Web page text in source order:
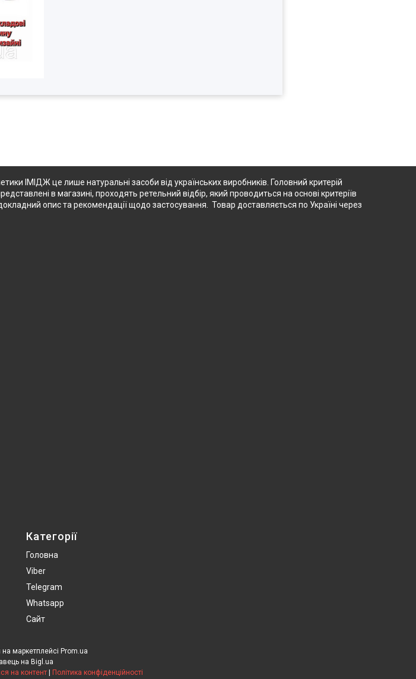
ІМІДЖ це лише натуральні засоби від українських виробників. Головний критерій
в магазині, проходять ретельний відбір, який проводиться на основі критеріїв
опис та рекомендації щодо застосування. Товар доставляється по Україні через
Категорії
Головна
Viber
Telegram
Whatsapp
Сайт
маркетплейсі Prom.ua
на Bigl.ua
на контент | Політика конфіденційності